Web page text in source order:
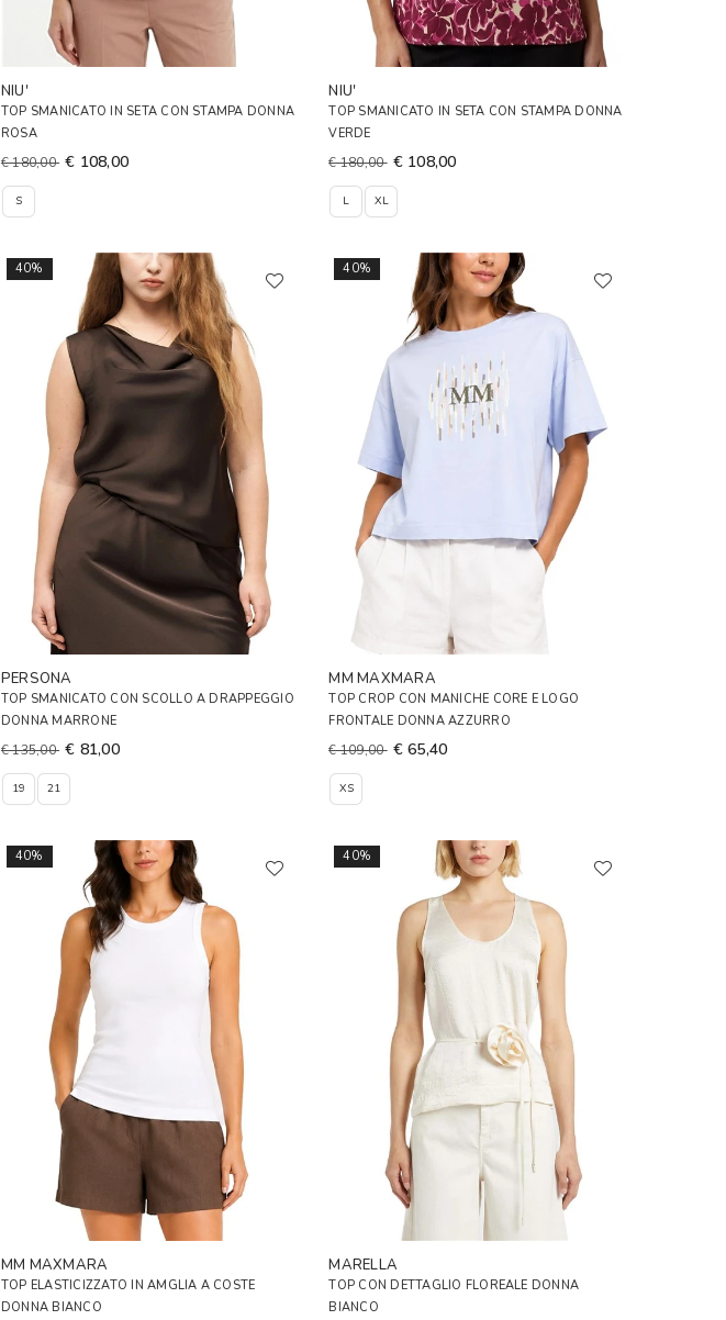
NIU'
TOP SMANICATO IN SETA CON STAMPA DONNA
ROSA
€ 180,00 € 108,00
S
NIU'
TOP SMANICATO IN SETA CON STAMPA DONNA
VERDE
€ 180,00 € 108,00
L XL
40%
PERSONA
TOP SMANICATO CON SCOLLO A DRAPPEGGIO
DONNA MARRONE
€ 135,00 € 81,00
19 21
40%
MM MAXMARA
TOP CROP CON MANICHE CORE E LOGO
FRONTALE DONNA AZZURRO
€ 109,00 € 65,40
XS
40%
MM MAXMARA
TOP ELASTICIZZATO IN AMGLIA A COSTE
DONNA BIANCO
40%
MARELLA
TOP CON DETTAGLIO FLOREALE DONNA
BIANCO